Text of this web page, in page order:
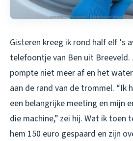
Gisteren kreeg ik rond half elf ‘s
telefoontje van Ben uit Breeveld.
pompte niet meer af en het
aan de rand van de trommel. “Ik
een belangrijke meeting en mijn
die machine,” zei hij. Wat ik toen
hem 150 euro gespaard en zijn